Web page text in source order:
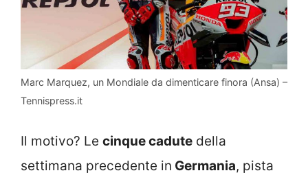
Marc Marquez, un Mondiale da dimenticare finora (Ansa) –
Tennispress.it
Il motivo? Le cinque cadute della
settimana precedente in Germania, pista